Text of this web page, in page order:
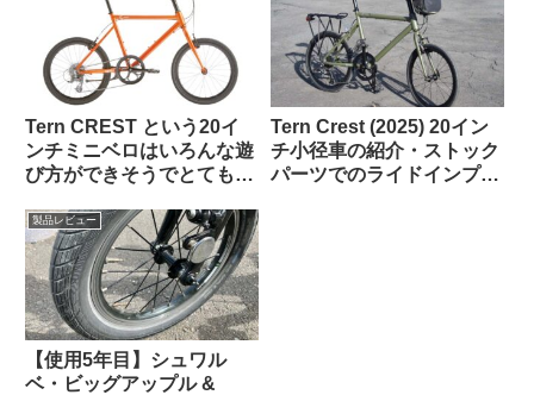
Brompnot 最終戦争へ】
Tern CREST という20イ
ンチミニベロはいろんな遊
び方ができそうでとても気
察】
Tern Crest (2025) 20イン
チ小径車の紹介・ストック
パーツでのライドインプレ
製品レビュー
【使用5年目】シュワル
ベ・ビッグアップル &